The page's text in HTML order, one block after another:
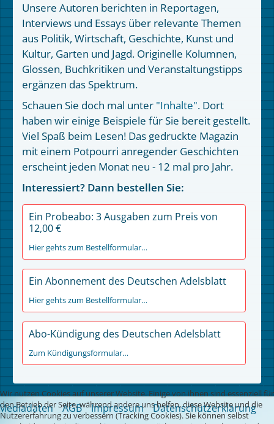
Unsere Autoren berichten in Reportagen,
Interviews und Essays über relevante Themen
aus Politik, Wirtschaft, Geschichte, Kunst und
Kultur, Garten und Jagd. Originelle Kolumnen,
Glossen, Buchkritiken und Veranstaltungstipps
ergänzen das Spektrum.
Schauen Sie doch mal unter "Inhalte". Dort
haben wir einige Beispiele für Sie bereit gestellt.
Viel Spaß beim Lesen! Das gedruckte Magazin
mit einem Potpourri anregender Geschichten
erscheint jeden Monat neu - 12 mal pro Jahr.
Interessiert? Dann bestellen Sie:
Ein Probeabo: 3 Ausgaben zum Preis von
12,00 €
Hier gehts zum Bestellformular…
Ein Abonnement des Deutschen Adelsblatt
Hier gehts zum Bestellformular…
Abo-Kündigung des Deutschen Adelsblatt
Zum Kündigungsformular…
AGB Impressum Datenschutzerklärung
Wir nutzen Cookies auf unserer Website. Einige von ihnen sind essenziell für
den Betrieb der Seite, während andere uns helfen, diese Website und die
Nutzererfahrung zu verbessern (Tracking Cookies). Sie können selbst